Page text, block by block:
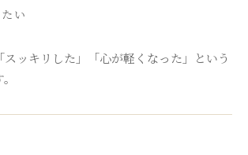
い
ッキリした」「心が軽くなった」という